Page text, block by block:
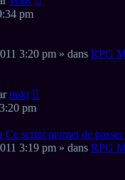
pm
3:20 pm » dans RPG
nuki
pm
script permet de
3:19 pm » dans RPG